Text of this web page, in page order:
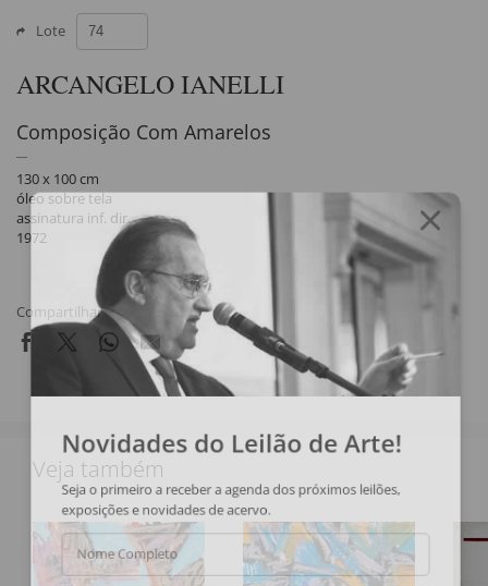
Lote
ARCANGELO IANELLI
Composição Com Amarelos
130 x 100 cm
óleo sobre tela
assinatura inf. dir.
1972
Compartilhar
Veja também
Novidades do Leilão de Arte!
Seja o primeiro a receber a agenda dos próximos leilões,
exposições e novidades de acervo.
Nome Completo